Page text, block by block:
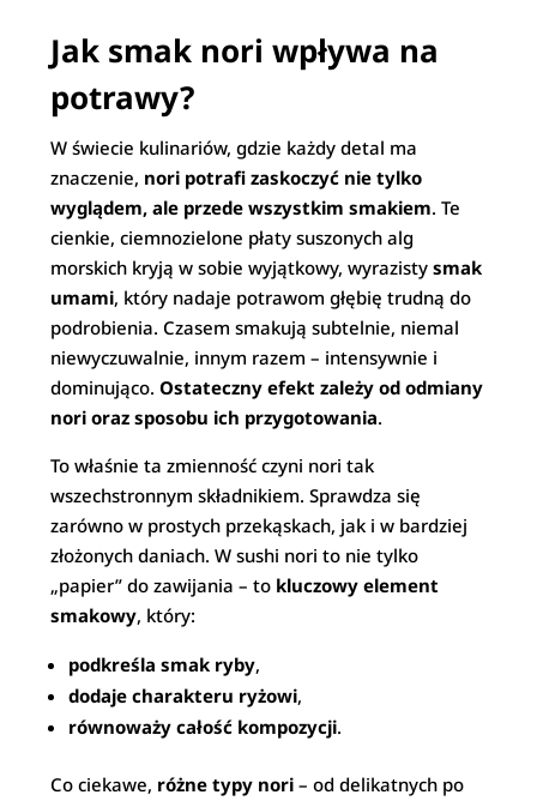
Jak smak nori wpływa na
potrawy?
W świecie kulinariów, gdzie każdy detal ma
znaczenie, nori potrafi zaskoczyć nie tylko
wyglądem, ale przede wszystkim smakiem. Te
cienkie, ciemnozielone płaty suszonych alg
morskich kryją w sobie wyjątkowy, wyrazistysmak
umami, który nadaje potrawom głębię trudną do
podrobienia. Czasem smakują subtelnie, niemal
niewyczuwalnie, innym razem – intensywnie i
dominująco.Ostateczny efekt zależy od odmiany
nori oraz sposobu ich przygotowania.
To właśnie ta zmienność czyni nori tak
wszechstronnym składnikiem. Sprawdza się
zarówno w prostych przekąskach, jak i w bardziej
złożonych daniach. W sushi nori to nie tylko
„papier” do zawijania – to kluczowy element
smakowy, który:
podkreśla smak ryby,
dodaje charakteru ryżowi,
równoważy całość kompozycji.
Co ciekawe, różne typy nori – od delikatnych po